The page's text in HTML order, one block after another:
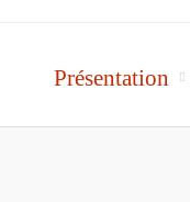
Présentation